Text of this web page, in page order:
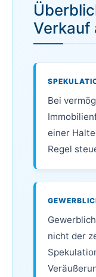
Verkauf
Bei
einer
Regel
nicht der